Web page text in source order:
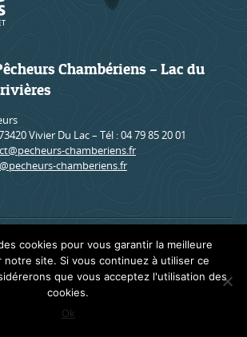
Chambériens – Lac du
Vivier Du Lac – Tél : 04 79 85 20 01
chamberiens.fr
chamberiens.fr
cookies pour vous garantir la meilleure
notre site. Si vous continuez à utiliser ce
que vous acceptez l'utilisation des
cookies.
Ok